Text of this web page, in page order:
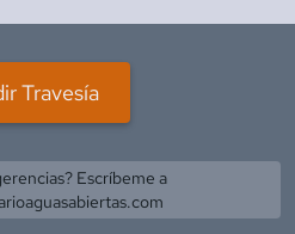
Travesía
Escríbeme a